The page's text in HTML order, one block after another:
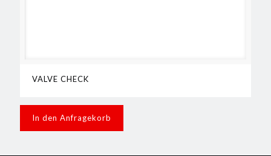
VALVE CHECK
In den Anfragekorb